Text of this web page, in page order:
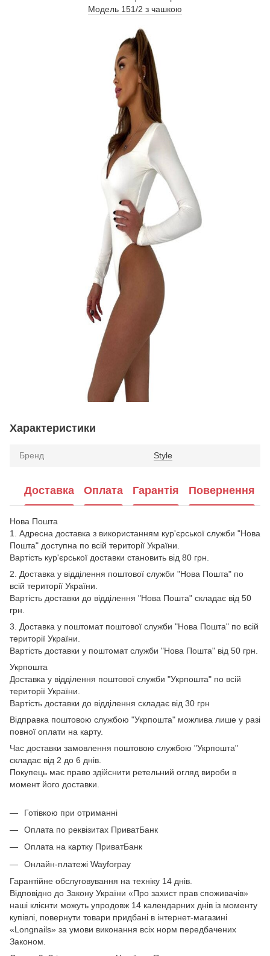
Модель 151/2 з чашкою
Характеристики
Бренд Style
Доставка Оплата Гарантія Повернення
Нова Пошта
1. Адресна доставка з використанням кур'єрської служби "Нова
Пошта" доступна по всій території України.
Вартість кур'єрської доставки становить від 80 грн.
2. Доставка у відділення поштової служби "Нова Пошта" по
всій території України.
Вартість доставки до відділення "Нова Пошта" складає від 50
грн.
3. Доставка у поштомат поштової служби "Нова Пошта" по всій
території України.
Вартість доставки у поштомат служби "Нова Пошта" від 50 грн.
Укрпошта
Доставка у відділення поштової служби "Укрпошта" по всій
території України.
Вартість доставки до відділення складає від 30 грн
Відправка поштовою службою "Укрпошта" можлива лише у разі
повної оплати на карту.
Час доставки замовлення поштовою службою "Укрпошта"
складає від 2 до 6 днів.
Покупець має право здійснити ретельний огляд вироби в
момент його доставки.
Готівкою при отриманні
Оплата по реквізитах ПриватБанк
Оплата на картку ПриватБанк
Онлайн-платежі Wayforpay
Гарантійне обслуговування на техніку 14 днів.
Відповідно до Закону України «Про захист прав споживачів»
наші клієнти можуть упродовж 14 календарних днів із моменту
купівлі, повернути товари придбані в інтернет-магазині
«Longnails» за умови виконання всіх норм передбачених
Законом.